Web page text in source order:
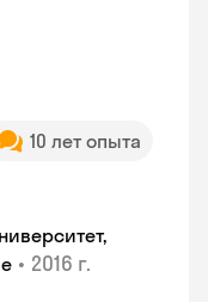
10 лет опыта
• 2016 г.